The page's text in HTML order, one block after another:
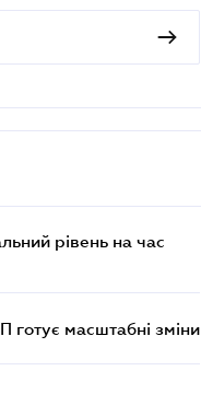
рівень на час
готує масштабні зміни